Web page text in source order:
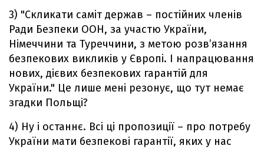
3) "Скликати саміт держав – постійних членів
Ради Безпеки ООН, за участю України,
Німеччини та Туреччини, з метою розв’язання
безпекових викликів у Європі. І напрацювання
нових, дієвих безпекових гарантій для
України." Це лише мені резонує, що тут немає
згадки Польщі?
4) Ну і останнє. Всі ці пропозиції – про потребу
України мати безпекові гарантії, яких у нас